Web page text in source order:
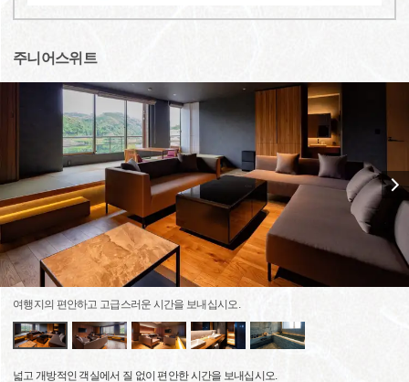
주니어스위트
여행지의 편안하고 고급스러운 시간을 보내십시오.
넓고 개방적인 객실에서 질 없이 편안한 시간을 보내십시오.